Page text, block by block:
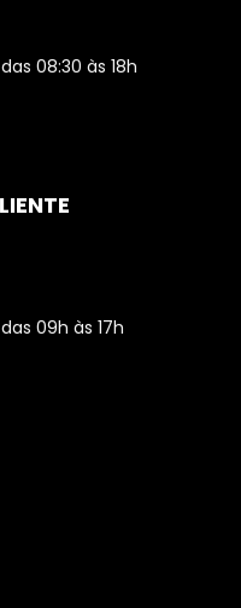
08:30 às 18h
09h às 17h